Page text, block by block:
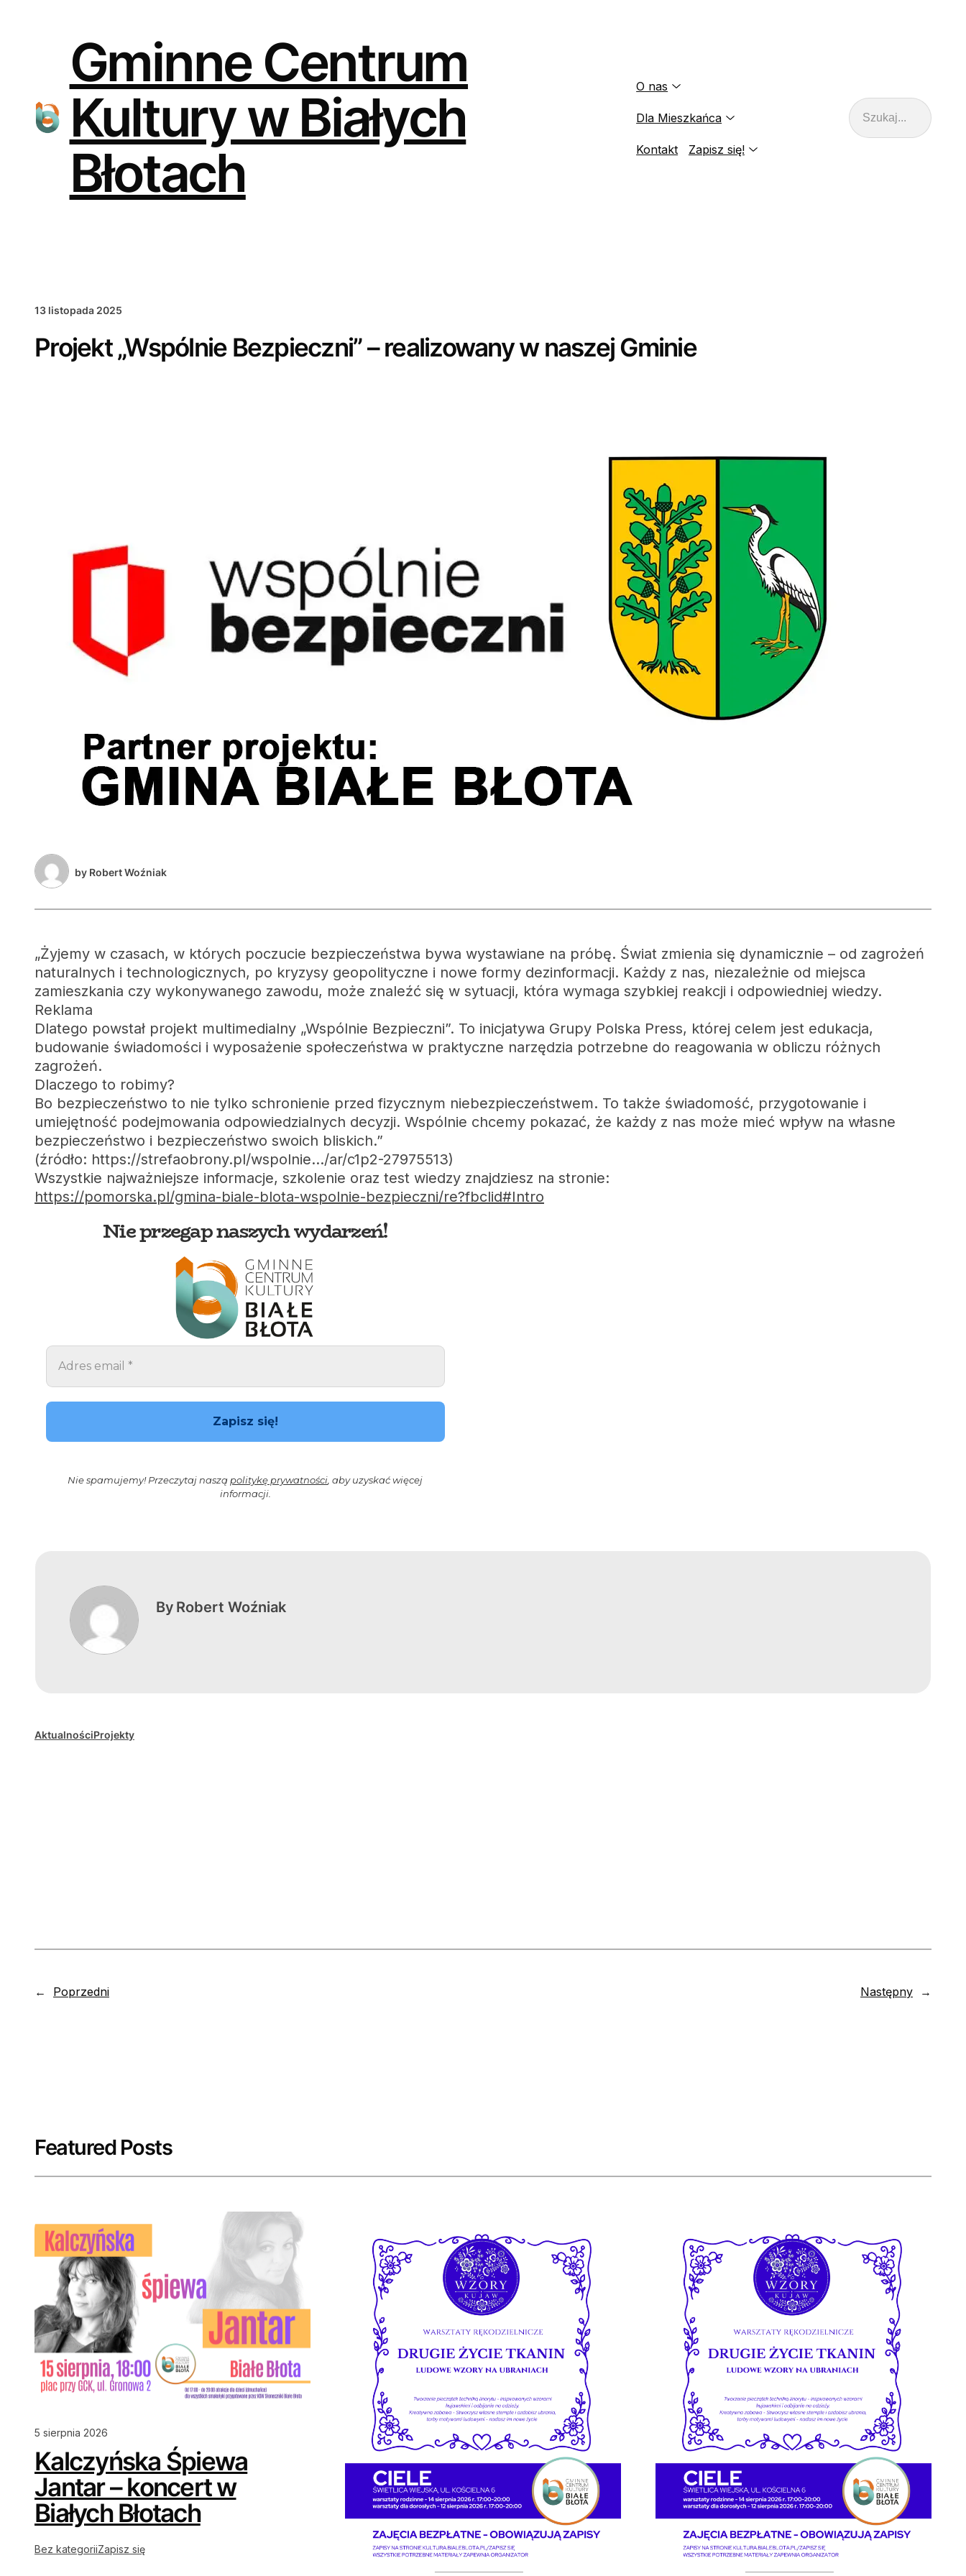
Gminne Centrum
Kultury w Białych
Błotach
O nas
Dla Mieszkańca
Kontakt Zapisz się!
Szukaj
13 listopada 2025
Projekt „Wspólnie Bezpieczni” – realizowany w naszej Gminie
by Robert Woźniak
„Żyjemy w czasach, w których poczucie bezpieczeństwa bywa wystawiane na próbę. Świat zmienia się dynamicznie – od zagrożeń
naturalnych i technologicznych, po kryzysy geopolityczne i nowe formy dezinformacji. Każdy z nas, niezależnie od miejsca
zamieszkania czy wykonywanego zawodu, może znaleźć się w sytuacji, która wymaga szybkiej reakcji i odpowiedniej wiedzy.
Reklama
Dlatego powstał projekt multimedialny „Wspólnie Bezpieczni”. To inicjatywa Grupy Polska Press, której celem jest edukacja,
budowanie świadomości i wyposażenie społeczeństwa w praktyczne narzędzia potrzebne do reagowania w obliczu różnych
zagrożeń.
Dlaczego to robimy?
Bo bezpieczeństwo to nie tylko schronienie przed fizycznym niebezpieczeństwem. To także świadomość, przygotowanie i
umiejętność podejmowania odpowiedzialnych decyzji. Wspólnie chcemy pokazać, że każdy z nas może mieć wpływ na własne
bezpieczeństwo i bezpieczeństwo swoich bliskich.”
(źródło: https://strefaobrony.pl/wspolnie…/ar/c1p2-27975513)
Wszystkie najważniejsze informacje, szkolenie oraz test wiedzy znajdziesz na stronie:
https://pomorska.pl/gmina-biale-blota-wspolnie-bezpieczni/re?fbclid#Intro
Nie przegap naszych wydarzeń!
Nie spamujemy! Przeczytaj naszą politykę prywatności , aby uzyskać więcej
informacji.
By Robert Woźniak
AktualnościProjekty
← Poprzedni Następny →
Featured Posts
5 sierpnia 2026
Kalczyńska Śpiewa
Jantar – koncert w
Białych Błotach
Bez kategoriiZapisz się